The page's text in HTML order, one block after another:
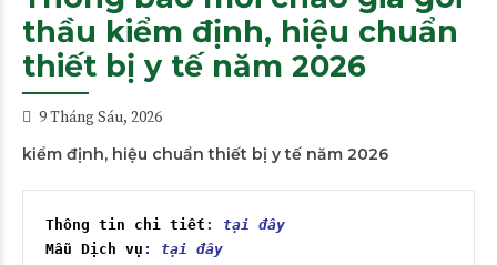
thầu kiểm định, hiệu chuẩn
thiết bị y tế năm 2026
9 Tháng Sáu, 2026
kiểm định, hiệu chuẩn thiết bị y tế năm 2026
Thông tin chi tiết : tại đây
Mẫu Dịch vụ : tại đây